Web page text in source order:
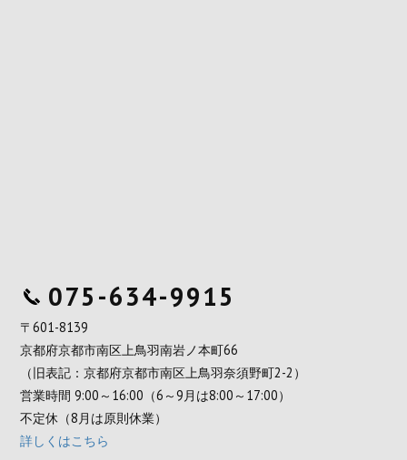
075-634-9915
〒601-8139
京都府京都市南区上鳥羽南岩ノ本町66
（旧表記：京都府京都市南区上鳥羽奈須野町2-2）
営業時間 9:00～16:00（6～9月は8:00～17:00）
不定休（8月は原則休業）
詳しくはこちら